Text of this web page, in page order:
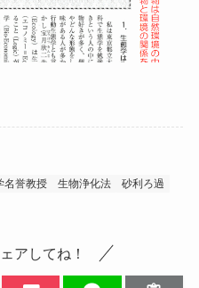
名誉教授 生物浄化法
砂利ろ過
アしてね！